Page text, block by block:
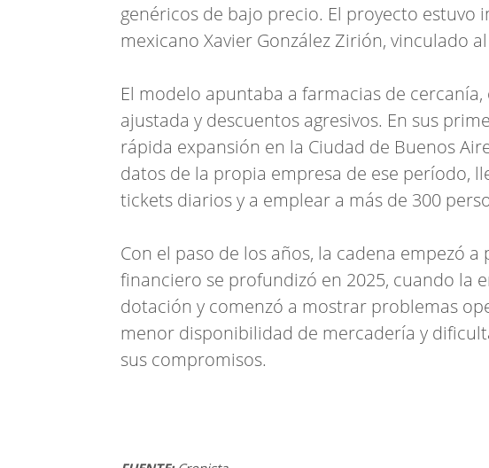
genéricos de bajo precio. El proyecto estuvo
mexicano Xavier González Zirión, vinculado
El modelo apuntaba a farmacias de
ajustada y descuentos agresivos. En sus
rápida expansión en la Ciudad de Buenos
datos de la propia empresa de ese período,
tickets diarios y a emplear a más de 300
Con el paso de los años, la cadena empezó
financiero se profundizó en 2025, cuando la
dotación y comenzó a mostrar problemas
menor disponibilidad de mercadería y
sus compromisos.